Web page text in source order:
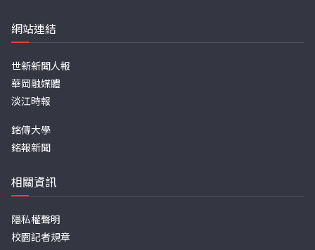
網站連結
世新新聞人報
華岡融媒體
淡江時報
銘傳大學
銘報新聞
相關資訊
隱私權聲明
校園記者規章